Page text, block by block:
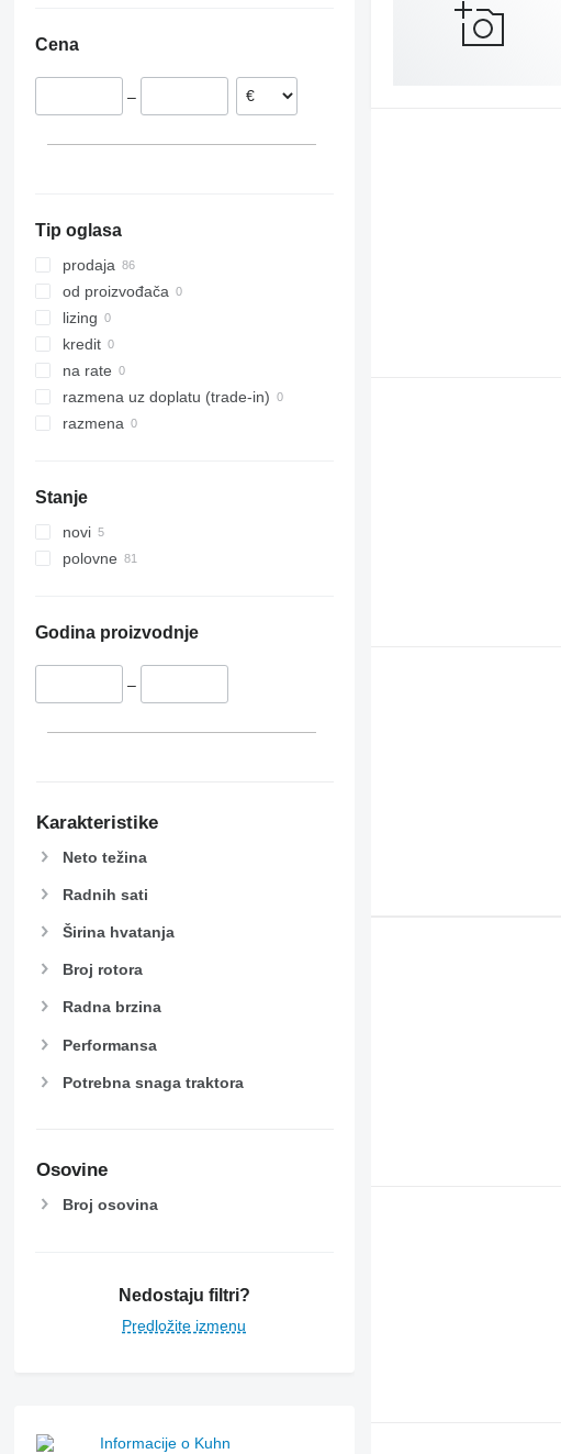
Poljska
Litvanija
Cena
–
Tip oglasa
prodaja
od proizvođača
lizing
kredit
na rate
razmena uz doplatu (trade-in)
razmena
Stanje
novi
polovne
Godina proizvodnje
–
Karakteristike
Neto težina
Radnih sati
Širina hvatanja
Broj rotora
Radna brzina
Performansa
Potrebna snaga traktora
Osovine
Broj osovina
Nedostaju filtri?
Predložite izmenu
Informacije o Kuhn